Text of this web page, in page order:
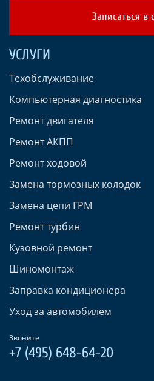
Записаться в
УСЛУГИ
Техобслуживание
Компьютерная диагностика
Ремонт двигателя
Ремонт АКПП
Ремонт ходовой
Замена тормозных колодок
Замена цепи ГРМ
Ремонт турбин
Кузовной ремонт
Шиномонтаж
Заправка кондиционера
Уход за автомобилем
Звоните
+7 (495) 648-64-20